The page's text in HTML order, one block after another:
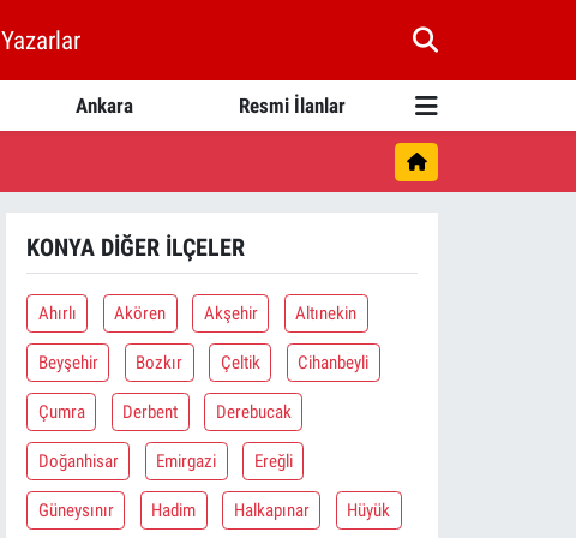
Yazarlar
Ankara Resmi İlanlar
KONYA DIĞER İLÇELER
Ahırlı Akören Akşehir Altınekin
Beyşehir Bozkır Çeltik Cihanbeyli
Çumra Derbent Derebucak
Doğanhisar Emirgazi Ereğli
Güneysınır Hadim Halkapınar Hüyük